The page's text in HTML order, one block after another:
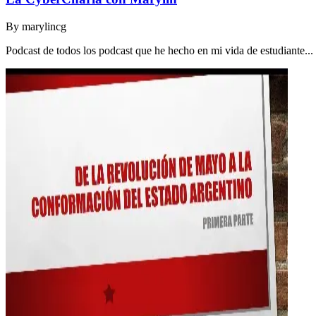
By marylincg
Podcast de todos los podcast que he hecho en mi vida de